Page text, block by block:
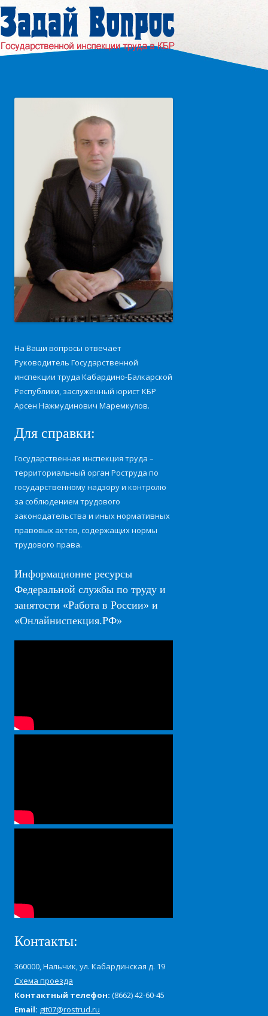
На Ваши вопросы отвечает
Руководитель Государственной
инспекции труда Кабардино-Балкарской
Республики, заслуженный юрист КБР
Арсен Нажмудинович Маремкулов.
Для справки:
Государственная инспекция труда –
территориальный орган Роструда по
государственному надзору и контролю
за соблюдением трудового
законодательства и иных нормативных
правовых актов, содержащих нормы
трудового права.
Информационне ресурсы
Федеральной службы по труду и
занятости «Работа в России» и
«Онлайниспекция.РФ»
Контакты:
360000, Нальчик, ул. Кабардинская д. 19
Cхема проезда
Контактный телефон: (8662) 42-60-45
Email: git07@rostrud.ru